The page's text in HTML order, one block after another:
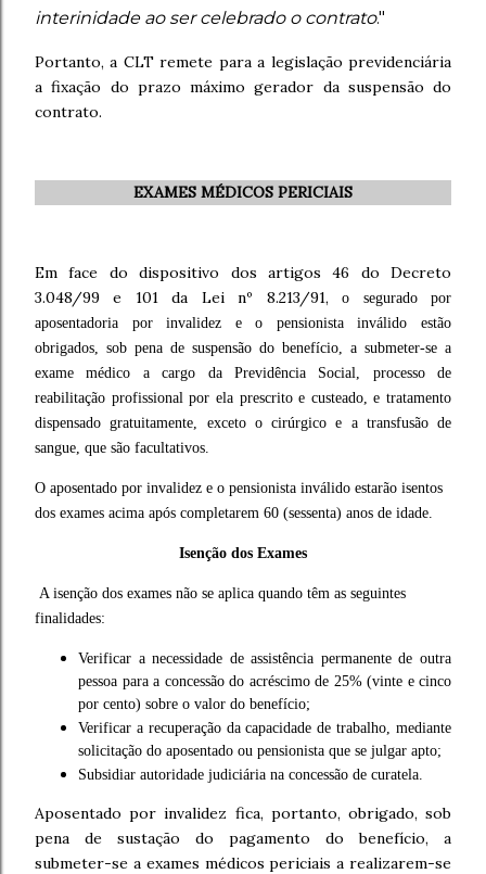
interinidade ao ser celebrado o contrato."
Portanto, a CLT remete para a legislação previdenciária
a fixação do prazo máximo gerador da suspensão do
contrato.
EXAMES MÉDICOS PERICIAIS
Em face do dispositivo dos artigos 46 do Decreto
3.048/99 e 101 da Lei nº 8.213/91,o segurado por
aposentadoria por invalidez e o pensionista inválido estão
obrigados, sob pena de suspensão do benefício, a submeter-se a
exame médico a cargo da Previdência Social, processo de
reabilitação profissional por ela prescrito e custeado, e tratamento
dispensado gratuitamente, exceto o cirúrgico e a transfusão de
sangue, que são facultativos.
O aposentado por invalidez e o pensionista inválido estarão isentos
dos exames acima após completarem 60 (sessenta) anos de idade.
Isenção dos Exames
A isenção dos exames não se aplica quando têm as seguintes
finalidades:
Verificar a necessidade de assistência permanente de outra
pessoa para a concessão do acréscimo de 25% (vinte e cinco
por cento) sobre o valor do benefício;
Verificar a recuperação da capacidade de trabalho, mediante
solicitação do aposentado ou pensionista que se julgar apto;
Subsidiar autoridade judiciária na concessão de curatela.
Aposentado por invalidez fica, portanto, obrigado, sob
pena de sustação do pagamento do benefício, a
submeter-se a exames médicos periciais a realizarem-se